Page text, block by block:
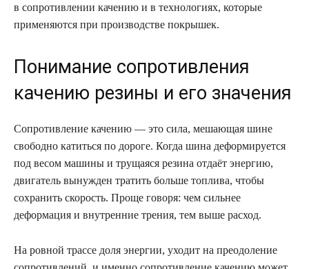
в сопротивлении качению и в технологиях, которые
применяются при производстве покрышек.
Понимание сопротивления
качению резины и его значения
Сопротивление качению — это сила, мешающая шине
свободно катиться по дороге. Когда шина деформируется
под весом машины и трущаяся резина отдаёт энергию,
двигатель вынужден тратить больше топлива, чтобы
сохранить скорость. Проще говоря: чем сильнее
деформация и внутренние трения, тем выше расход.
На ровной трассе доля энергии, уходит на преодоление